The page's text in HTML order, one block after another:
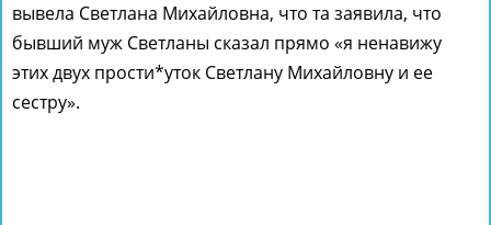
вывела Светлана Михайловна, что та заявила, что
бывший муж Светланы сказал прямо «я ненавижу
этих двух прости*уток Светлану Михайловну и ее
сестру».